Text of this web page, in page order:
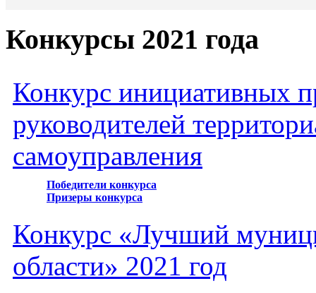
Конкурсы 2021 года
Конкурс инициативных
руководителей
самоуправления
Победители конкурса
Призеры конкурса
Конкурс «Лучший
области» 2021 год